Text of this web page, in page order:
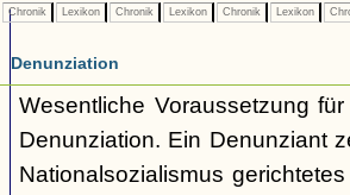
Chronik Lexikon Chronik Lexikon Chronik Lexikon
Denunziation
Wesentliche Voraussetzung
Denunziation. Ein Denunziant
Nationalsozialismus